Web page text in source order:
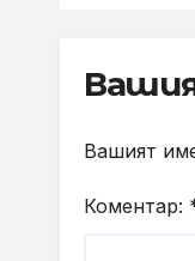
Вашият
Коментар: